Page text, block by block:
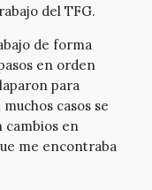
del TFG.
de forma
en orden
para
casos se
cambios en
me encontraba